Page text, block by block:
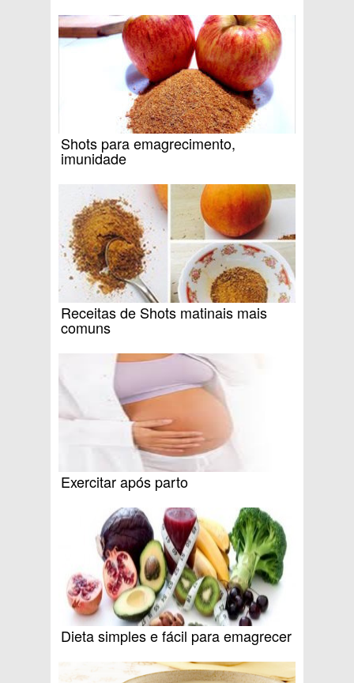
Shots para emagrecimento,
imunidade
Receitas de Shots matinais mais
comuns
Exercitar após parto
Dieta simples e fácil para emagrecer